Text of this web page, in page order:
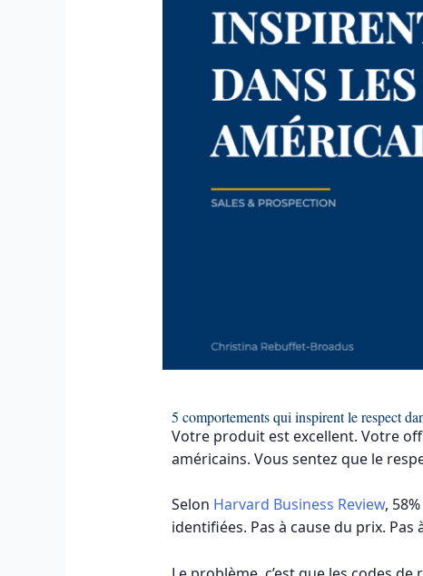
5 comportements qui inspirent le respect
Votre produit est excellent. Votre
américains. Vous sentez que le
Selon Harvard Business Review,
identifiées. Pas à cause du prix. Pas